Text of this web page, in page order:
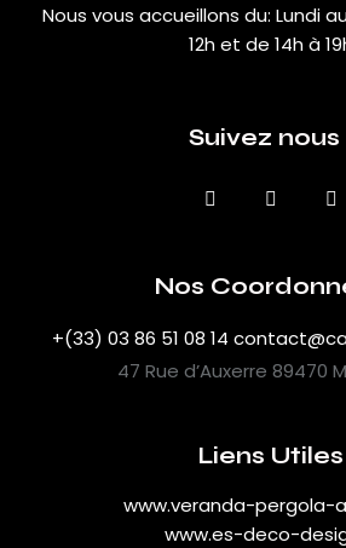
Nous vous accueillons du: Lundi
12h et de 14h à
Suivez nous
Nos
+(33) 03 86 51 08 14
47 Rue d’Auxerre 89470
Liens Utiles
www.veranda-pergola-
www.es-deco-